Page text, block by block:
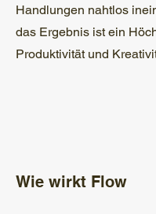
Handlungen nahtlos
das Ergebnis ist ein
Produktivität und
Wie wirkt Flow